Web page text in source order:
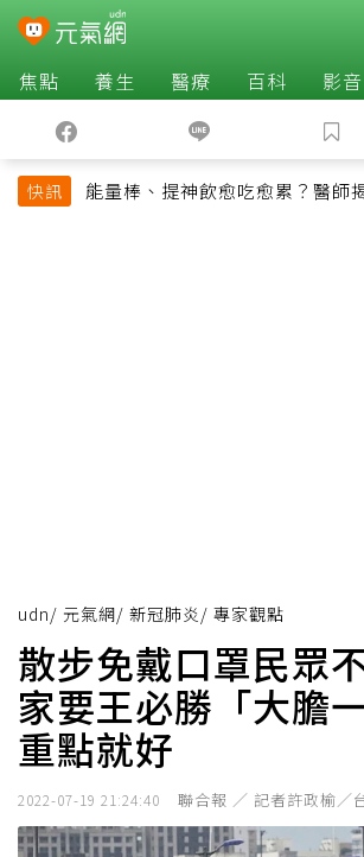
焦點 養生 醫療 百科 影音
快訊
能量棒、提神飲愈吃愈累？醫師
udn/ 元氣網/ 新冠肺炎 / 專家觀點
散步免戴口罩民眾
家要王必勝「大膽
重點就好
2022-07-19 21:24:40 聯合報 ／ 記者許政榆／